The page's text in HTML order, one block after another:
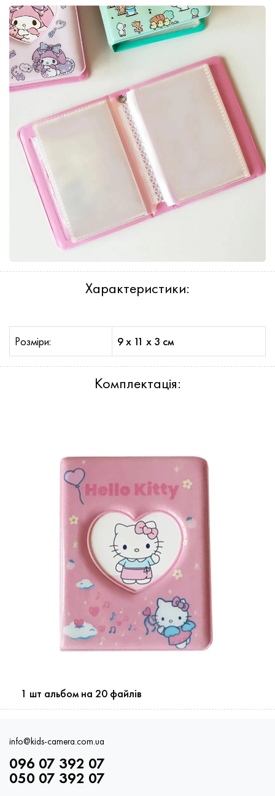
Характеристики:
Розміри: 9 x 11 x 3 см
Комплектація:
1 шт альбом на 20 файлів
info@kids-camera.com.ua
096 07 392 07
050 07 392 07